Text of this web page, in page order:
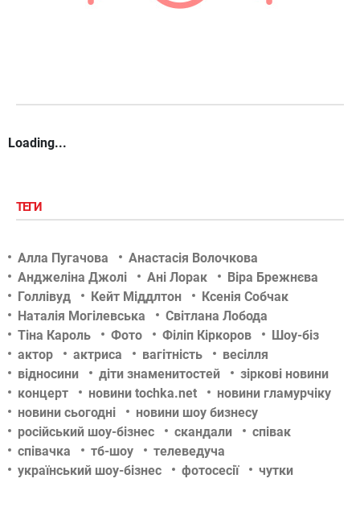
Loading...
ТЕГИ
Алла Пугачова
Анастасія Волочкова
Анджеліна Джолі
Ані Лорак
Віра Брежнєва
Голлівуд
Кейт Міддлтон
Ксенія Собчак
Наталія Могілевська
Світлана Лобода
Тіна Кароль
Фото Філіп Кіркоров
Шоу-біз
актор
актриса вагітність
весілля
відносини
діти знаменитостей
зіркові новини
концерт
новини tochka.net
новини гламурчіку
новини сьогодні
новини шоу бизнесу
російський шоу-бізнес
скандали
співак
співачка
тб-шоу
телеведуча
український шоу-бізнес
фотосесії чутки